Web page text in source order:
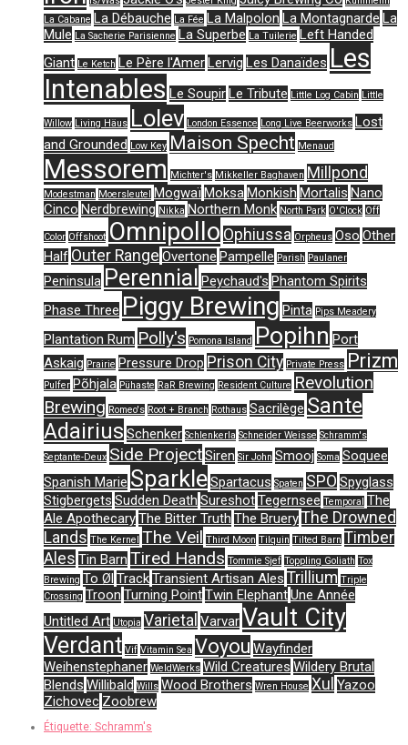
La Cabane La Débauche La Fée La Malpolon La Montagnarde La
Mule La Sacherie Parisienne La Superbe La Tuilerie Left Handed
Giant Le Ketch Le Père l'AmerLervig Les Danaïdes Les
Intenables Le SoupirLe Tribute Little Log Cabin Little
Willow Living Häus Lolev London Essence Long Live Beerworks Lost
and Grounded Low Key Maison Specht Menaud
Messorem Michter's Mikkeller Baghaven Millpond
Modestman Moersleutel MogwaïMoksaMonkish Mortalis Nano
Cinco Nerdbrewing Nikka Northern Monk North Park O'Clock Off
Color Offshoot Omnipollo Ophiussa Orpheus Oso Other
Half Outer Range Overtone Pampelle Parish Paulaner
Peninsula Perennial Peychaud's Phantom Spirits
Phase Three Piggy Brewing Pinta Pips Meadery
Plantation Rum Polly's Pomona Island Popihn Port
Askaig Prairie Pressure Drop Prison City Private Press Prizm
Pulfer Põhjala Pühaste RaR Brewing Resident Culture Revolution
Brewing Romeo's Root + Branch Rothaus Sacrilège Sante
Adairius Schenker Schlenkerla Schneider Weisse Schramm's
Septante-Deux Side ProjectSiren Sir John Smooj Soma Soquee
Spanish Marie SparkleSpartacus Spaten SPO Spyglass
Stigbergets Sudden Death SureshotTegernsee Temporal The
Ale ApothecaryThe Bitter Truth The BrueryThe Drowned
Lands The Kernel The Veil Third Moon Tilquin Tilted Barn Timber
Ales Tin Barn Tired Hands Tommie Sjef Toppling Goliath Tox
Brewing To Øl TrackTransient Artisan Ales Trillium Triple
Crossing Troon Turning PointTwin ElephantUne Année
Untitled Art Utopia Varietal VarvarVault City
Verdant Vif Vitamin Sea Voyou Wayfinder
Weihenstephaner WeldWerks Wild Creatures Wildery Brutal
Blends Willibald Wills Wood Brothers Wren House Xul Yazoo
Zichovec Zoobrew
Étiquette: Schramm's